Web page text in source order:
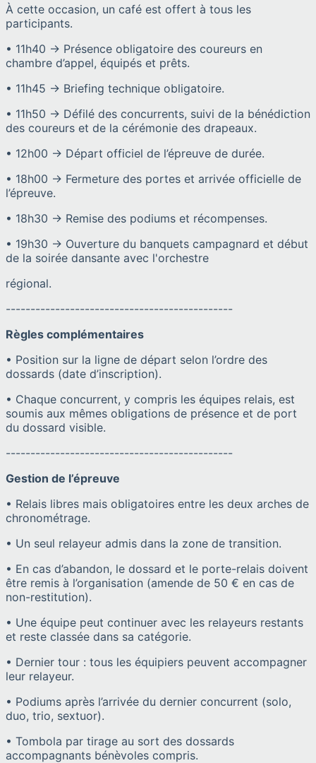
À cette occasion, un café est offert à tous les
participants.
• 11h40 → Présence obligatoire des coureurs en
chambre d’appel, équipés et prêts.
• 11h45 → Briefing technique obligatoire.
• 11h50 → Défilé des concurrents, suivi de la bénédiction
des coureurs et de la cérémonie des drapeaux.
• 12h00 → Départ officiel de l’épreuve de durée.
• 18h00 → Fermeture des portes et arrivée officielle de
l’épreuve.
• 18h30 → Remise des podiums et récompenses.
• 19h30 → Ouverture du banquets campagnard et début
de la soirée dansante avec l'orchestre
régional.
----------------------------------------------
Règles complémentaires
• Position sur la ligne de départ selon l’ordre des
dossards (date d’inscription).
• Chaque concurrent, y compris les équipes relais, est
soumis aux mêmes obligations de présence et de port
du dossard visible.
----------------------------------------------
Gestion de l’épreuve
• Relais libres mais obligatoires entre les deux arches de
chronométrage.
• Un seul relayeur admis dans la zone de transition.
• En cas d’abandon, le dossard et le porte-relais doivent
être remis à l’organisation (amende de 50 € en cas de
non-restitution).
• Une équipe peut continuer avec les relayeurs restants
et reste classée dans sa catégorie.
• Dernier tour : tous les équipiers peuvent accompagner
leur relayeur.
• Podiums après l’arrivée du dernier concurrent (solo,
duo, trio, sextuor).
• Tombola par tirage au sort des dossards
accompagnants bénèvoles compris.